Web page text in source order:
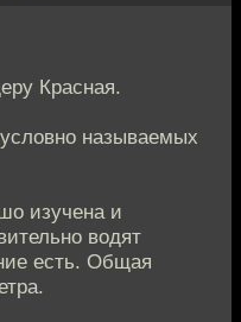
Красная.
называемых
изучена и
водят
есть. Общая